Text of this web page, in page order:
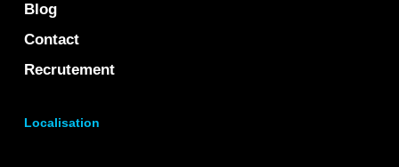
Blog
Contact
Recrutement
Localisation